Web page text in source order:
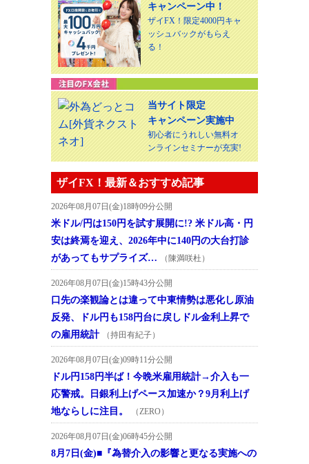
キャンペーン中！
ザイFX！限定4000円キャ
ッシュバックがもらえ
る！
当サイト限定
キャンペーン実施中
初心者にうれしい無料オ
ンラインセミナーが充実!
ザイFX！最新＆おすすめ記事
2026年08月07日(金)18時09分公開
米ドル/円は150円を試す展開に!? 米ドル高・円
安は終焉を迎え、2026年中に140円の大台打診
があってもサプライズ…
（陳満咲杜）
2026年08月07日(金)15時43分公開
口先の楽観論とは違って中東情勢は悪化し原油
反発、ドル円も158円台に戻しドル金利上昇で
の雇用統計
（持田有紀子）
2026年08月07日(金)09時11分公開
ドル円158円半ば！今晩米雇用統計→介入も一
応警戒。日銀利上げペース加速か？9月利上げ
地ならしに注目。
（ZERO）
2026年08月07日(金)06時45分公開
8月7日(金)■『為替介入の影響と更なる実施への